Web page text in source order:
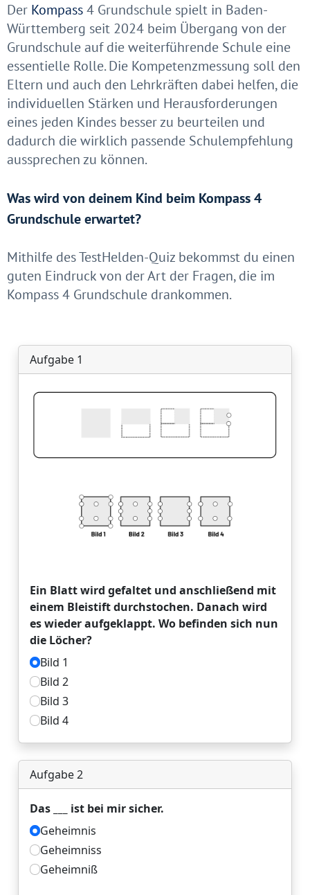
Der Kompass4 Grundschule spielt in Baden-
Württemberg seit 2024 beim Übergang von der
Grundschule auf die weiterführende Schule eine
essentielle Rolle. Die Kompetenzmessung soll den
Eltern und auch den Lehrkräften dabei helfen, die
individuellen Stärken und Herausforderungen
eines jeden Kindes besser zu beurteilen und
dadurch die wirklich passende Schulempfehlung
aussprechen zu können.
Was wird von deinem Kind beim Kompass 4
Grundschule erwartet?
Mithilfe des TestHelden-Quiz bekommst du einen
guten Eindruck von der Art der Fragen, die im
Kompass 4 Grundschule drankommen.